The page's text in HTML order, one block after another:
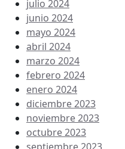
julio 2024
junio 2024
mayo 2024
abril 2024
marzo 2024
febrero 2024
enero 2024
diciembre 2023
noviembre 2023
octubre 2023